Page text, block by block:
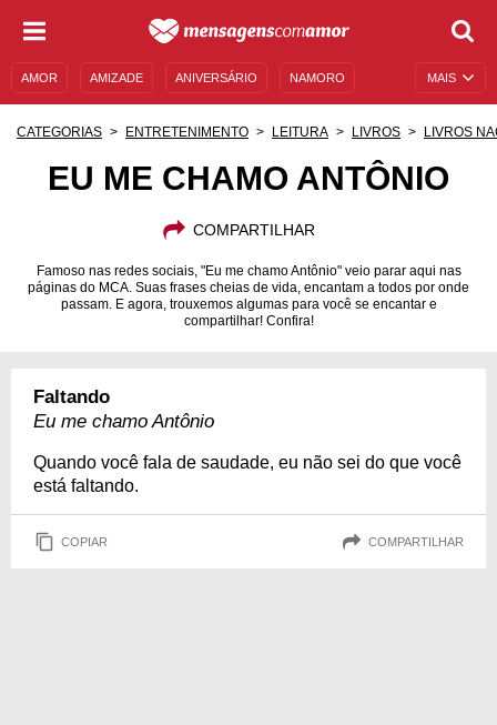
MAIS
AMOR AMIZADE ANIVERSÁRIO NAMORO
CATEGORIAS ENTRETENIMENTO LEITURA LIVROS LIVROS
EU ME CHAMO ANTÔNIO
COMPARTILHAR
Famoso nas redes sociais, "Eu me chamo Antônio" veio parar aqui nas
páginas do MCA. Suas frases cheias de vida, encantam a todos por onde
passam. E agora, trouxemos algumas para você se encantar e
compartilhar! Confira!
Faltando
Eu me chamo Antônio
Quando você fala de saudade, eu não sei do que você
está faltando.
COPIAR COMPARTILHAR